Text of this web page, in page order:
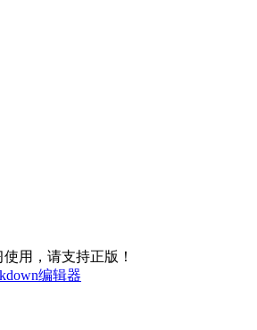
用，请支持正版！
编辑器